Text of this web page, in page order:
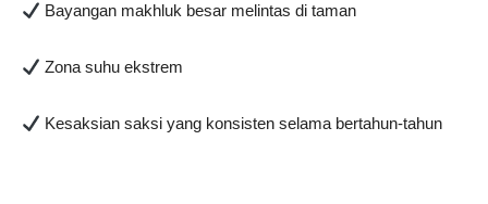
Bayangan makhluk besar melintas di taman
Zona suhu ekstrem
Kesaksian saksi yang konsisten selama bertahun-tahun